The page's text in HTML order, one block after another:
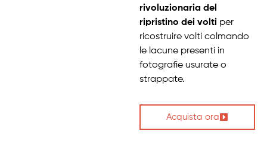
rivoluzionaria del
ripristino dei volti per
ricostruire volti colmando
le lacune presenti in
fotografie usurate o
strappate.
Acquista ora